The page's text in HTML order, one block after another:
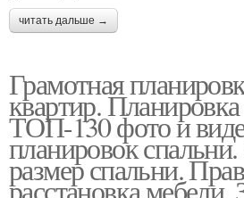
читать дальше →
Грамотная
квартир.
ТОП-130 фото и
планировок
размер спальни.